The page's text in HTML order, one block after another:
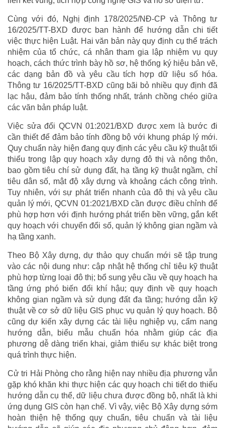
Cùng với đó, Nghị định 178/2025/NĐ-CP và Thông tư
16/2025/TT-BXD được ban hành để hướng dẫn chi tiết
việc thực hiện Luật. Hai văn bản này quy định cụ thể trách
nhiệm của tổ chức, cá nhân tham gia lập nhiệm vụ quy
hoạch, cách thức trình bày hồ sơ, hệ thống ký hiệu bản vẽ,
các dạng bản đồ và yêu cầu tích hợp dữ liệu số hóa.
Thông tư 16/2025/TT-BXD cũng bãi bỏ nhiều quy định đã
lạc hậu, đảm bảo tính thống nhất, tránh chồng chéo giữa
các văn bản pháp luật.
Việc sửa đổi QCVN 01:2021/BXD được xem là bước đi
cần thiết để đảm bảo tính đồng bộ với khung pháp lý mới.
Quy chuẩn này hiện đang quy định các yêu cầu kỹ thuật tối
thiểu trong lập quy hoạch xây dựng đô thị và nông thôn,
bao gồm tiêu chí sử dụng đất, hạ tầng kỹ thuật ngầm, chỉ
tiêu dân số, mật độ xây dựng và khoảng cách công trình.
Tuy nhiên, với sự phát triển nhanh của đô thị và yêu cầu
quản lý mới, QCVN 01:2021/BXD cần được điều chỉnh để
phù hợp hơn với định hướng phát triển bền vững, gắn kết
quy hoạch với chuyển đổi số, quản lý không gian ngầm và
hạ tầng xanh.
Theo Bộ Xây dựng, dự thảo quy chuẩn mới sẽ tập trung
vào các nội dung như: cập nhật hệ thống chỉ tiêu kỹ thuật
phù hợp từng loại đô thị; bổ sung yêu cầu về quy hoạch hạ
tầng ứng phó biến đổi khí hậu; quy định về quy hoạch
không gian ngầm và sử dụng đất đa tầng; hướng dẫn kỹ
thuật về cơ sở dữ liệu GIS phục vụ quản lý quy hoạch. Bộ
cũng dự kiến xây dựng các tài liệu nghiệp vụ, cẩm nang
hướng dẫn, biểu mẫu chuẩn hóa nhằm giúp các địa
phương dễ dàng triển khai, giảm thiểu sự khác biệt trong
quá trình thực hiện.
Cử tri Hải Phòng cho rằng hiện nay nhiều địa phương vẫn
gặp khó khăn khi thực hiện các quy hoạch chi tiết do thiếu
hướng dẫn cụ thể, dữ liệu chưa được đồng bộ, nhất là khi
ứng dụng GIS còn hạn chế. Vì vậy, việc Bộ Xây dựng sớm
hoàn thiện hệ thống quy chuẩn, tiêu chuẩn và tài liệu